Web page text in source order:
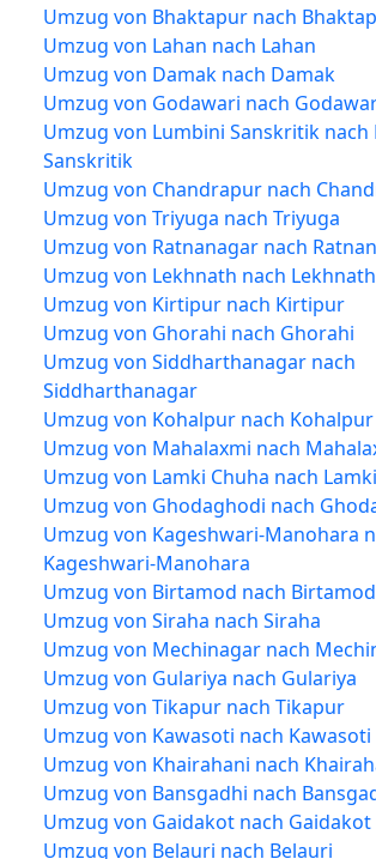
Umzug von Bhaktapur nach
Umzug von Lahan nach Lahan
Umzug von Damak nach Damak
Umzug von Godawari nach
Umzug von Lumbini Sanskritik nach
Sanskritik
Umzug von Chandrapur nach
Umzug von Triyuga nach Triyuga
Umzug von Ratnanagar nach
Umzug von Lekhnath nach Lekhnath
Umzug von Kirtipur nach Kirtipur
Umzug von Ghorahi nach Ghorahi
Umzug von Siddharthanagar nach
Siddharthanagar
Umzug von Kohalpur nach Kohalpur
Umzug von Mahalaxmi nach
Umzug von Lamki Chuha nach
Umzug von Ghodaghodi nach
Umzug von Kageshwari-Manohara
Kageshwari-Manohara
Umzug von Birtamod nach Birtamod
Umzug von Siraha nach Siraha
Umzug von Mechinagar nach
Umzug von Gulariya nach Gulariya
Umzug von Tikapur nach Tikapur
Umzug von Kawasoti nach Kawasoti
Umzug von Khairahani nach
Umzug von Bansgadhi nach
Umzug von Gaidakot nach Gaidakot
Umzug von Belauri nach Belauri